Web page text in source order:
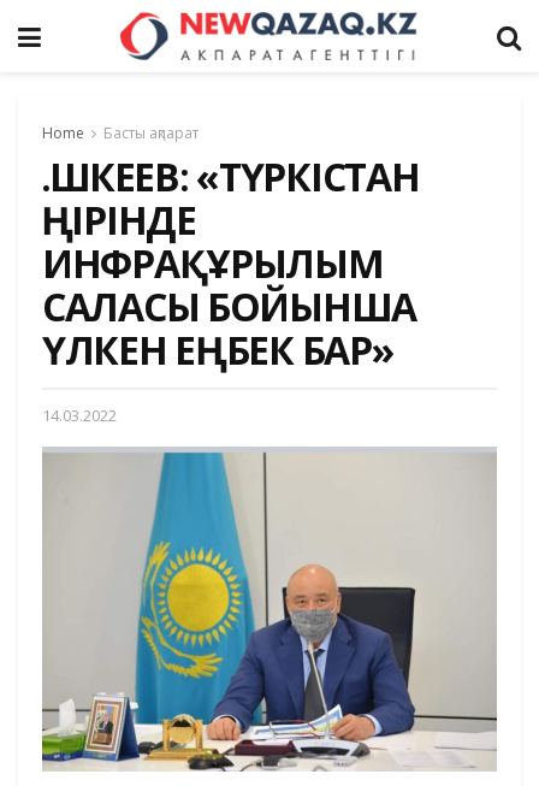
Home Басты ақпарат
Ө.ШӨКЕЕВ: «ТҮРКІСТАН
ӨҢІРІНДЕ
ИНФРАҚҰРЫЛЫМ
САЛАСЫ БОЙЫНША
ҮЛКЕН ЕҢБЕК БАР»
14.03.2022